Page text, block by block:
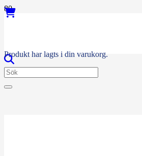
Produkt har lagts i din varukorg.